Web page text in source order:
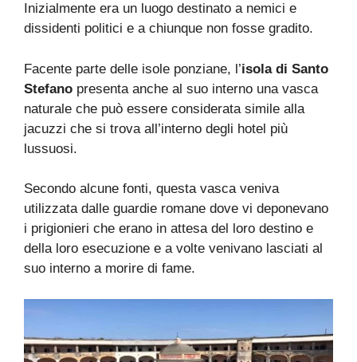
Inizialmente era un luogo destinato a nemici e
dissidenti politici e a chiunque non fosse gradito.
Facente parte delle isole ponziane, l’isola di Santo
Stefano presenta anche al suo interno una vasca
naturale che può essere considerata simile alla
jacuzzi che si trova all’interno degli hotel più
lussuosi.
Secondo alcune fonti, questa vasca veniva
utilizzata dalle guardie romane dove vi deponevano
i prigionieri che erano in attesa del loro destino e
della loro esecuzione e a volte venivano lasciati al
suo interno a morire di fame.